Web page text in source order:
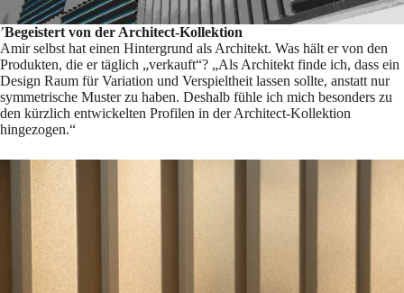
’Begeistert von der Architect-Kollektion
Amir selbst hat einen Hintergrund als Architekt. Was hält er von den
Produkten, die er täglich „verkauft“? „Als Architekt finde ich, dass ein
Design Raum für Variation und Verspieltheit lassen sollte, anstatt nur
symmetrische Muster zu haben. Deshalb fühle ich mich besonders zu
den kürzlich entwickelten Profilen in der Architect-Kollektion
hingezogen.“